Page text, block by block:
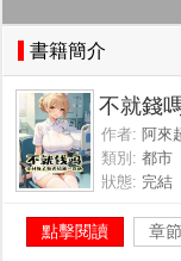
書籍簡介
不就錢
作者: 阿來
類別: 都市
狀態: 完結
點擊閱讀 章